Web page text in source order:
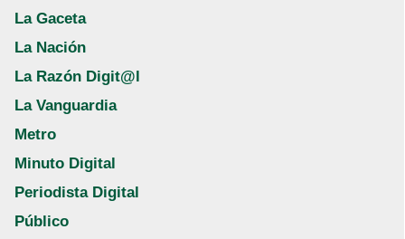
La Gaceta
La Nación
La Razón Digit@l
La Vanguardia
Metro
Minuto Digital
Periodista Digital
Público